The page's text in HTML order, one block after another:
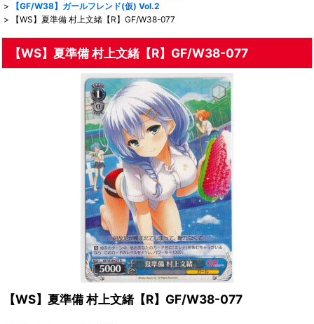
>
【GF/W38】ガールフレンド(仮) Vol.2
>
【WS】夏準備 村上文緒【R】GF/W38-077
【WS】夏準備 村上文緒【R】GF/W38-077
【WS】夏準備 村上文緒【R】GF/W38-077